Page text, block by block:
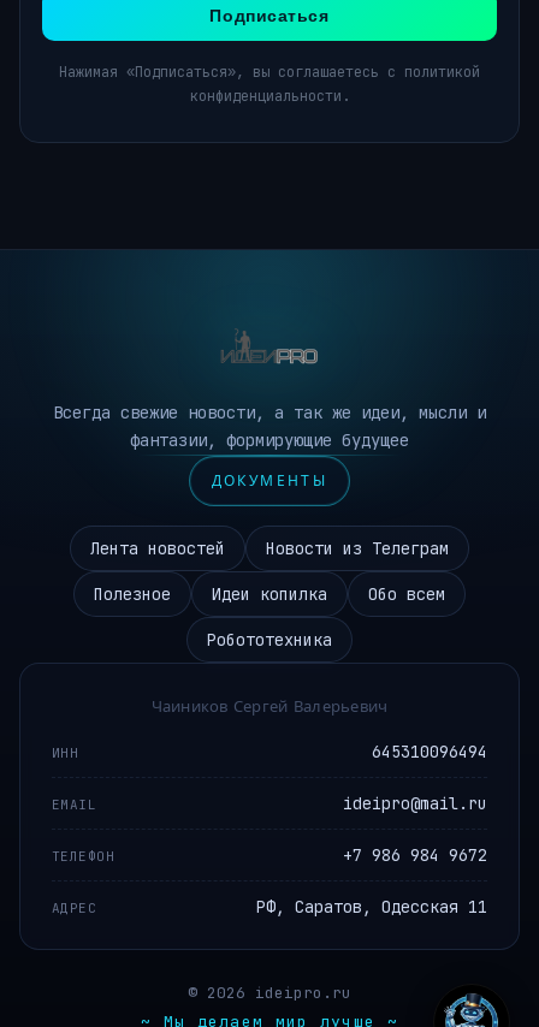
Подписаться
Нажимая «Подписаться», вы соглашаетесь с политикой
конфиденциальности.
Всегда свежие новости, а так же идеи, мысли и
фантазии, формирующие будущее
ДОКУМЕНТЫ
Лента новостей Новости из Телеграм
Полезное Идеи копилка Обо всем
Робототехника
Чаиников Сергей Валерьевич
ИНН 645310096494
EMAIL ideipro@mail.ru
ТЕЛЕФОН +7 986 984 9672
АДРЕС РФ, Саратов, Одесская 11
© 2026 ideipro.ru
~ Мы делаем мир лучше ~